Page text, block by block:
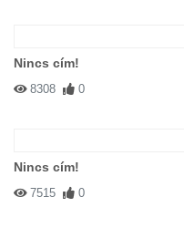
Nincs cím!
8308 0
Nincs cím!
7515 0